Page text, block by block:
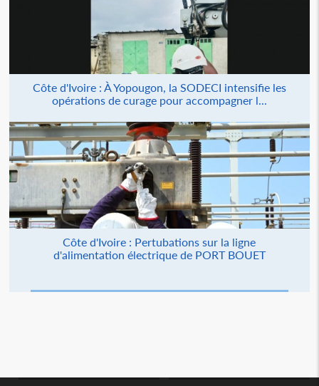
Côte d'Ivoire : À Yopougon, la SODECI intensifie les
opérations de curage pour accompagner l...
Côte d'Ivoire : Pertubations sur la ligne
d'alimentation électrique de PORT BOUET